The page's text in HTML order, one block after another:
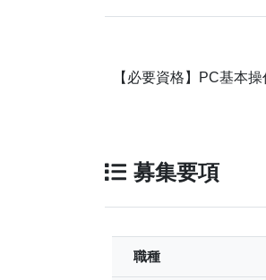
【必要資格】PC基本
募集要項
職種